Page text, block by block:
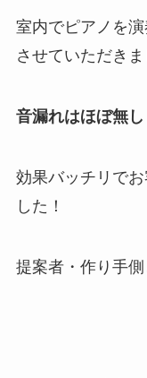
室内でピアノを
させていただきま
音漏れはほぼ無し
効果バッチリで
した！
提案者・作り手側